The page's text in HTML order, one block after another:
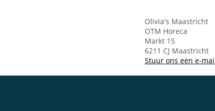
Olivia's Maastricht
OTM Horeca
Markt 15
6211 CJ Maastricht
Stuur ons een e-